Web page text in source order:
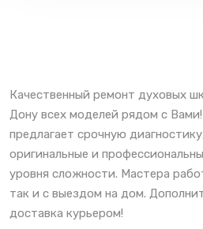
Качественный ремонт духовых
Дону всех моделей рядом с
предлагает срочную
оригинальные и
уровня сложности. Мастера
так и с выездом на дом.
доставка курьером!